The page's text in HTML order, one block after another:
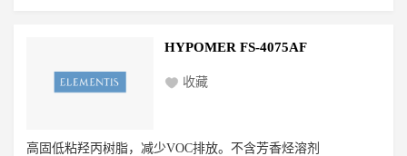
HYPOMER FS-4075AF
收藏
高固低粘羟丙树脂，减少VOC排放。不含芳香烃溶剂